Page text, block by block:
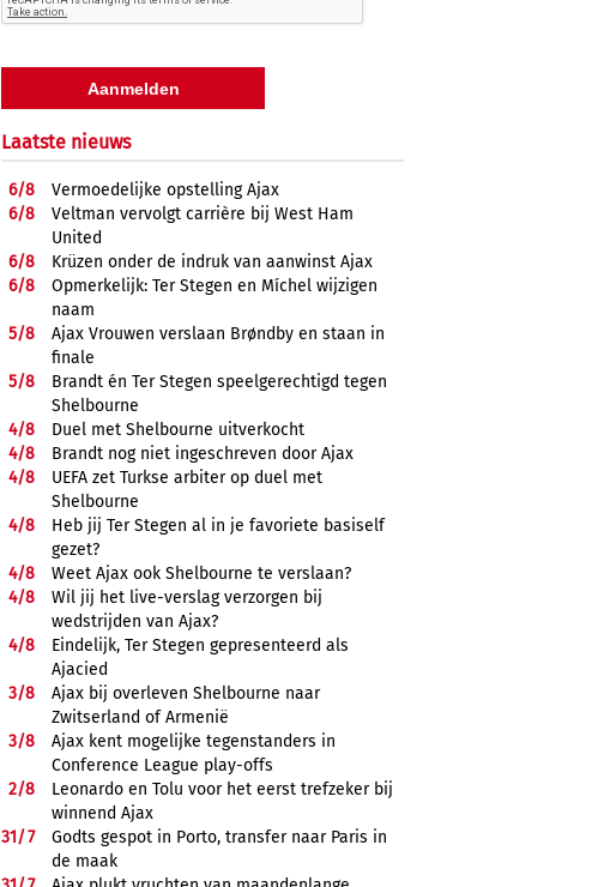
Laatste nieuws
6/8
Vermoedelijke opstelling Ajax
6/8
Veltman vervolgt carrière bij West Ham
United
6/8
Krüzen onder de indruk van aanwinst Ajax
6/8
Opmerkelijk: Ter Stegen en Míchel wijzigen
naam
5/8
Ajax Vrouwen verslaan Brøndby en staan in
finale
5/8
Brandt én Ter Stegen speelgerechtigd tegen
Shelbourne
4/8
Duel met Shelbourne uitverkocht
4/8
Brandt nog niet ingeschreven door Ajax
4/8
UEFA zet Turkse arbiter op duel met
Shelbourne
4/8
Heb jij Ter Stegen al in je favoriete basiself
gezet?
4/8
Weet Ajax ook Shelbourne te verslaan?
4/8
Wil jij het live-verslag verzorgen bij
wedstrijden van Ajax?
4/8
Eindelijk, Ter Stegen gepresenteerd als
Ajacied
3/8
Ajax bij overleven Shelbourne naar
Zwitserland of Armenië
3/8
Ajax kent mogelijke tegenstanders in
Conference League play-offs
2/8
Leonardo en Tolu voor het eerst trefzeker bij
winnend Ajax
31/7
Godts gespot in Porto, transfer naar Paris in
de maak